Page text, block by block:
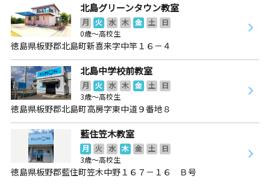
北島グリーンタウン教室
月 火 水 木 金 土
日
0歳～高校生
徳島県板野郡北島町新喜来字中竿１６－４
北島中学校前教室
月 火 水 木 金 土
日
3歳～高校生
徳島県板野郡北島町高房字東中道９番地８
藍住笠木教室
月 火 水 木 金 土
日
3歳～高校生
徳島県板野郡藍住町笠木中野１６７－１６ Ｂ号